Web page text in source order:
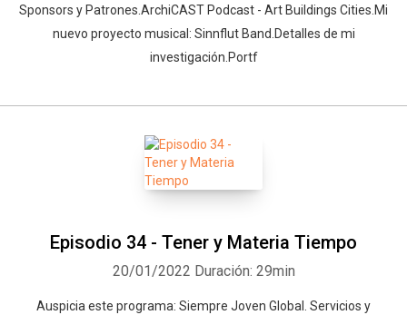
Sponsors y Patrones.ArchiCAST Podcast - Art Buildings Cities.Mi
nuevo proyecto musical: Sinnflut Band.Detalles de mi
investigación.Portf
Episodio 34 - Tener y Materia Tiempo
20/01/2022 Duración: 29min
Auspicia este programa: Siempre Joven Global. Servicios y